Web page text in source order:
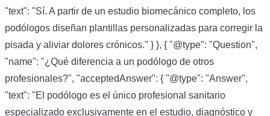
"text": "Sí. A partir de un estudio biomecánico completo, los
podólogos diseñan plantillas personalizadas para corregir la
pisada y aliviar dolores crónicos." } }, { "@type": "Question",
"name": "¿Qué diferencia a un podólogo de otros
profesionales?", "acceptedAnswer": { "@type": "Answer",
"text": "El podólogo es el único profesional sanitario
especializado exclusivamente en el estudio, diagnóstico y